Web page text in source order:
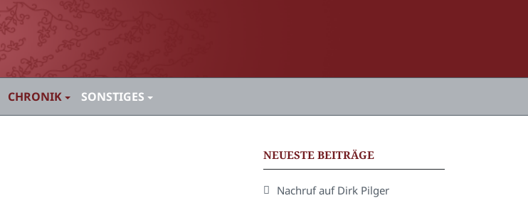
CHRONIK SONSTIGES
NEUESTE BEITRÄGE
Nachruf auf Dirk Pilger